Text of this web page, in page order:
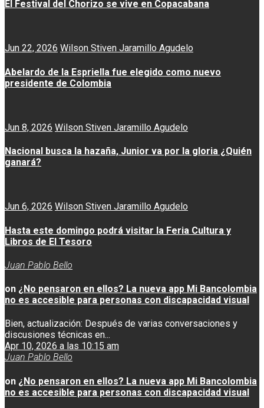
El Festival del Chorizo se vive en Copacabana
Jun 22, 2026 Wilson Stiven Jaramillo Agudelo
Abelardo de la Espriella fue elegido como nuevo
presidente de Colombia
Jun 8, 2026 Wilson Stiven Jaramillo Agudelo
Nacional busca la hazaña, Junior va por la gloria ¿Quién
ganará?
Jun 6, 2026 Wilson Stiven Jaramillo Agudelo
Hasta este domingo podrá visitar la Feria Cultura y
Libros de El Tesoro
Juan Pablo Bello
on ¿No pensaron en ellos? La nueva app Mi Bancolombia
no es accesible para personas con discapacidad visual
Bien, actualización: Después de varias conversaciones y
discusiones técnicas en...
Apr 10, 2026 a las 10:15 am
Juan Pablo Bello
on ¿No pensaron en ellos? La nueva app Mi Bancolombia
no es accesible para personas con discapacidad visual